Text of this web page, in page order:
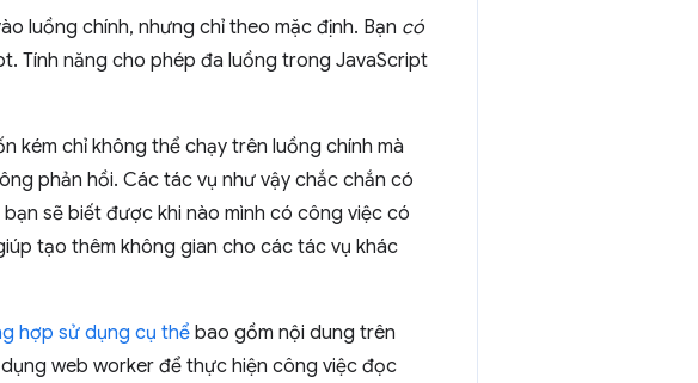
luồng chính, nhưng chỉ theo mặc định. Bạn có
Tính năng cho phép đa luồng trong JavaScript
kém chỉ không thể chạy trên luồng chính mà
phản hồi. Các tác vụ như vậy chắc chắn có
bạn sẽ biết được khi nào mình có công việc có
tạo thêm không gian cho các tác vụ khác
hợp sử dụng cụ thểbao gồm nội dung trên
web worker để thực hiện công việc đọc